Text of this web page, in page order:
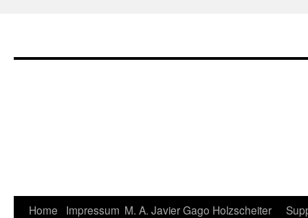
Skip
Home Impressum M. A. Javier Gago Holzscheiter